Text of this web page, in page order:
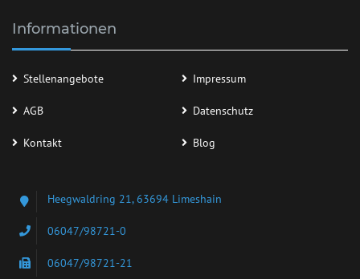
Informationen
Stellenangebote Impressum
AGB Datenschutz
Kontakt Blog
Heegwaldring 21, 63694 Limeshain
06047/98721-0
06047/98721-21